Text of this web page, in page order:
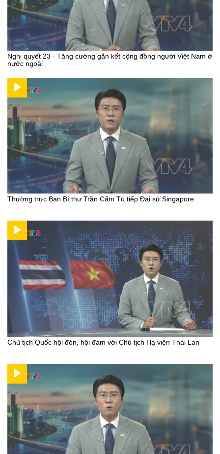
Nghị quyết 23 - Tăng cường gắn kết cộng đồng người Việt Nam ở
nước ngoài
Thường trực Ban Bí thư Trần Cẩm Tú tiếp Đại sứ Singapore
Chủ tịch Quốc hội đón, hội đàm với Chủ tịch Hạ viện Thái Lan